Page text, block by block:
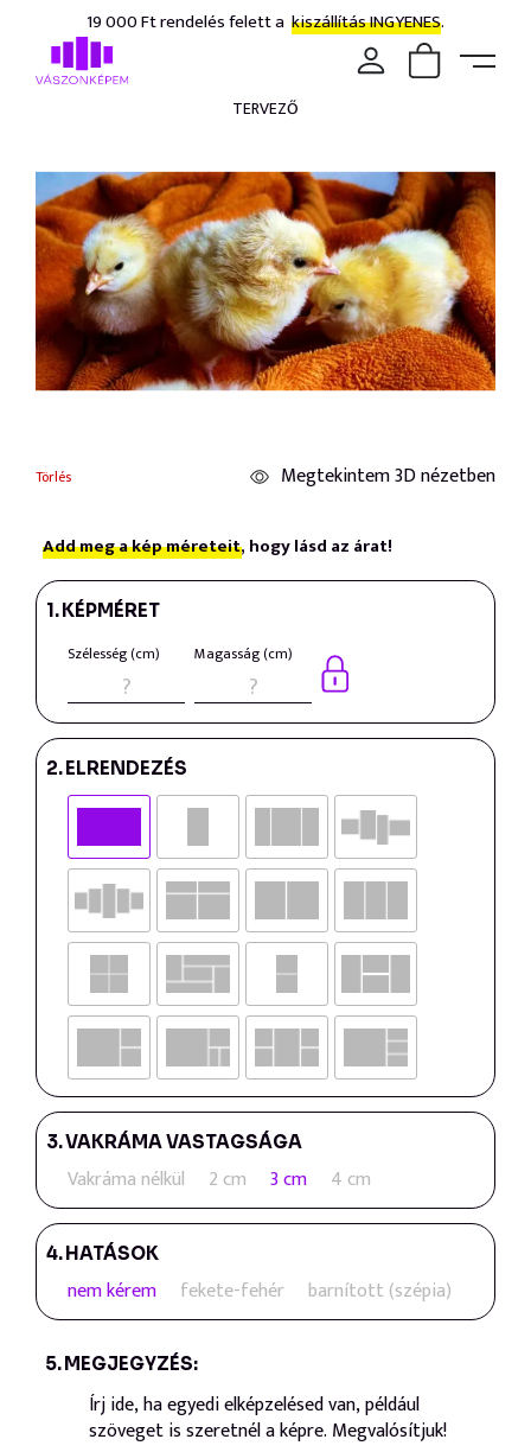
19 000 Ft rendelés felett a kiszállítás INGYENES.
Add meg a kép méreteit, hogy lásd az árat!
1. KÉPMÉRET
Szélesség (cm) Magasság (cm)
2. ELRENDEZÉS
3.VAKRÁMA VASTAGSÁGA
Vakráma nélkül 2 cm 3 cm 4 cm
4. HATÁSOK
nem kérem fekete-fehér barnított (szépia)
5. MEGJEGYZÉS:
TERVEZŐ
Törlés Megtekintem 3D nézetben